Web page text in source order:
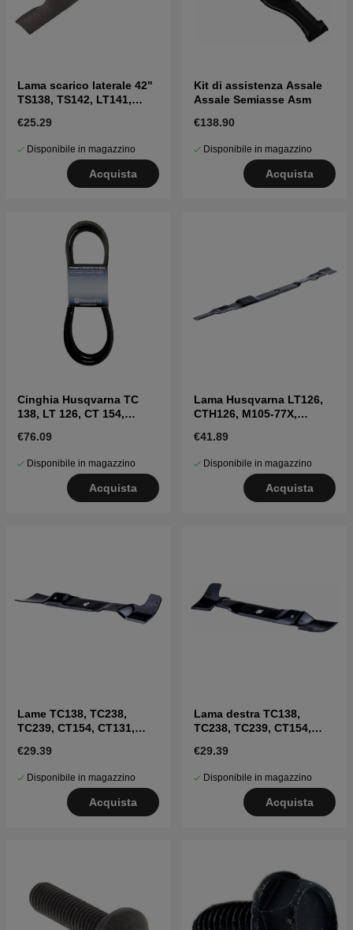
Lama scarico laterale 42"
TS138, TS142, LT141,
€25.29
Disponibile in magazzino
Acquista
Kit di assistenza Assale
Assale Semiasse Asm
€138.90
Disponibile in magazzino
Acquista
Cinghia Husqvarna TC
138, LT 126, CT 154,
€76.09
Disponibile in magazzino
Acquista
Lama Husqvarna LT126,
CTH126, M105-77X,
€41.89
Disponibile in magazzino
Acquista
Lame TC138, TC238,
TC239, CT154, CT131,
€29.39
Disponibile in magazzino
Acquista
Lama destra TC138,
TC238, TC239, CT154,
€29.39
Disponibile in magazzino
Acquista